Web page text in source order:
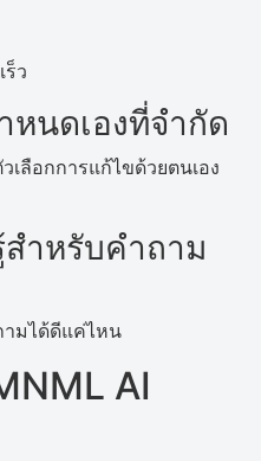
ว
นดเองที่จำกัด
ลือกการแก้ไขด้วยตนเอง
สำหรับคำถาม
มได้ดีแค่ไหน
AI